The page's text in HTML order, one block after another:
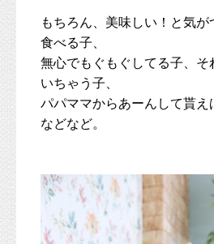
もちろん、美味しい！と気
食べる子、
無心でもぐもぐしてる子、そ
いちゃう子、
パパママからあーんして貰え
などなど。